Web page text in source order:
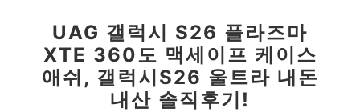
UAG 갤럭시 S26 플라즈마
XTE 360도 맥세이프 케이스
애쉬, 갤럭시S26 울트라 내돈
내산 솔직후기!